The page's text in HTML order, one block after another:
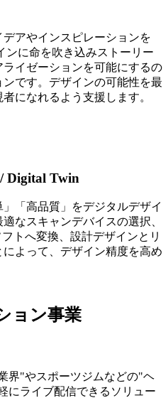
アやインスピレーションを
ンに命を吹き込みストーリー
イゼーションを可能にするの
です。デザインの可能性を最
になれるよう支援します。
Digital Twin
」「高品質」をデジタルデザイ
なスキャンデバイスの選択、
トへ変換、設計デザインとリ
よって、デザイン精度を高め
ョン事業
界"やスポーツジムなどの"ヘ
にライブ配信できるソリュー